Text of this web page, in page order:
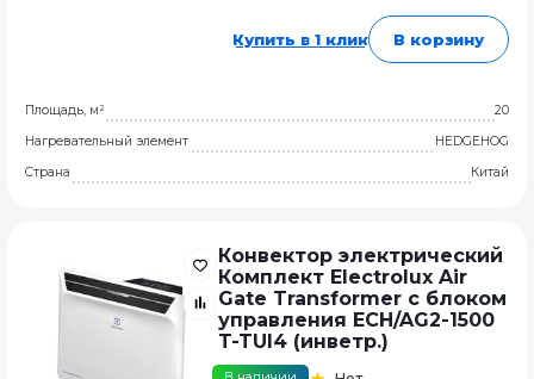
Купить в 1 клик В корзину
Площадь, м²
20
Нагревательный элемент
HEDGEHOG
Страна
Китай
Конвектор электрический
Комплект Electrolux Air
Gate Transformer с блоком
управления ECH/AG2-1500
T-TUI4 (инветр.)